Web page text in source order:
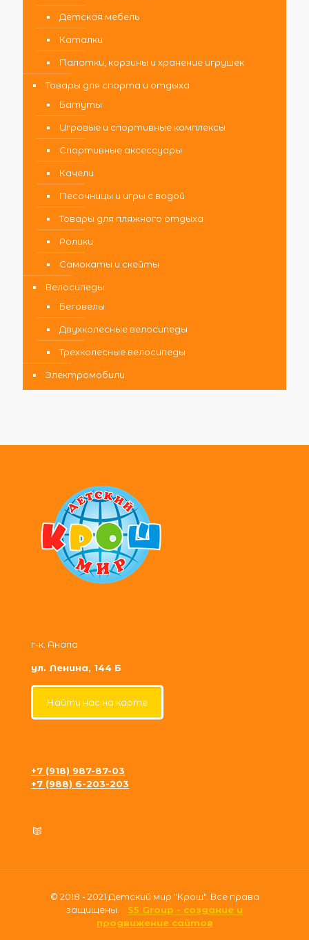
Детская мебель
Каталки
Палатки, корзины и хранение игрушек
Товары для спорта и отдыха
Батуты
Игровые и спортивные комплексы
Спортивные аксессуары
Качели
Песочницы и игры с водой
Товары для пляжного отдыха
Ролики
Самокаты и скейты
Велосипеды
Беговелы
Двухколесные велосипеды
Трехколесные велосипеды
Электромобили
г-к. Анапа
ул. Ленина, 144 Б
Найти нас на карте
+7 (918) 987-87-03
+7 (988) 6-203-203
© 2018 - 2021 Детский мир "Крош". Все права
защищены. S5 Group - создание и
продвижение сайтов